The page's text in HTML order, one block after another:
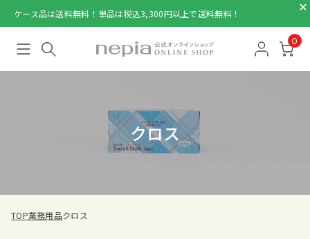
ケース品は送料無料！単品は税込3,300円以上で送料無料！
0
クロス
TOP業務用品クロス